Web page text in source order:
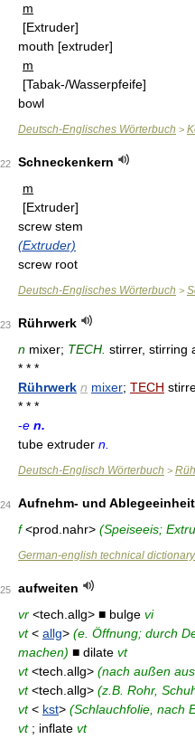
m
[Extruder]
mouth [extruder]
m
[Tabak-/Wasserpfeife]
bowl
Deutsch-Englisches Wörterbuch >
22
Schneckenkern
m
[Extruder]
screw stem
(Extruder)
screw root
Deutsch-Englisches Wörterbuch >
23
Rührwerk
n mixer; TECH. stirrer, stirring
* * *
Rührwerk n mixer; TECH
* * *
-e n.
tube extruder n.
Deutsch-Englisch Wörterbuch >
24
Aufnehm- und Ablegeeinheit
f<prod.nahr> (Speiseeis;
German-english technical dictionary
25
aufweiten
vr <tech.allg> ■ bulge vi
vt< allg> (e. Öffnung; durch
machen) ■ dilate vt
vt<tech.allg> (nach außen
vt<tech.allg> (z.B. Rohr,
vt< kst> (Schlauchfolie, nach
vt; inflate vt